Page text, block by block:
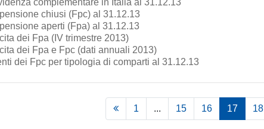
complementare in Italia al 31.12.13
chiusi (Fpc) al 31.12.13
aperti (Fpa) al 31.12.13
dei Fpa (IV trimestre 2013)
dei Fpa e Fpc (dati annuali 2013)
dei Fpc per tipologia di comparti al 31.12.13
1 ... 15 16 17 18